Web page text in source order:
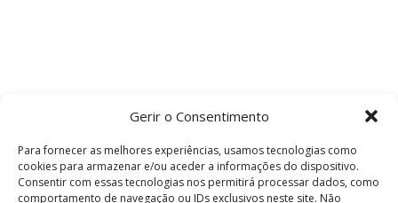
Gerir o Consentimento
Para fornecer as melhores experiências, usamos tecnologias como
cookies para armazenar e/ou aceder a informações do dispositivo.
Consentir com essas tecnologias nos permitirá processar dados, como
comportamento de navegação ou IDs exclusivos neste site. Não